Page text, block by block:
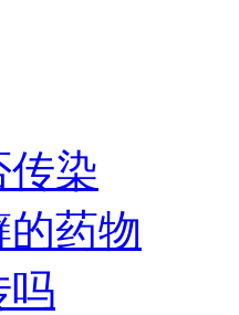
传染
药物
吗